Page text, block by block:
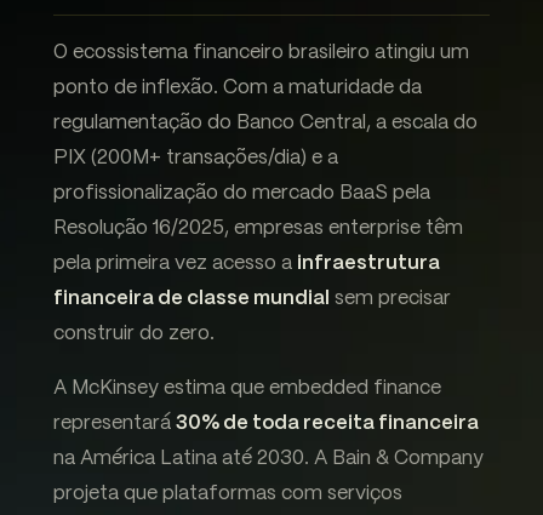
O ecossistema financeiro brasileiro atingiu um
ponto de inflexão. Com a maturidade da
regulamentação do Banco Central, a escala do
PIX (200M+ transações/dia) e a
profissionalização do mercado BaaS pela
Resolução 16/2025, empresas enterprise têm
pela primeira vez acesso a infraestrutura
financeira de classe mundial sem precisar
construir do zero.
A McKinsey estima que embedded finance
representará 30% de toda receita financeira
na América Latina até 2030. A Bain & Company
projeta que plataformas com serviços